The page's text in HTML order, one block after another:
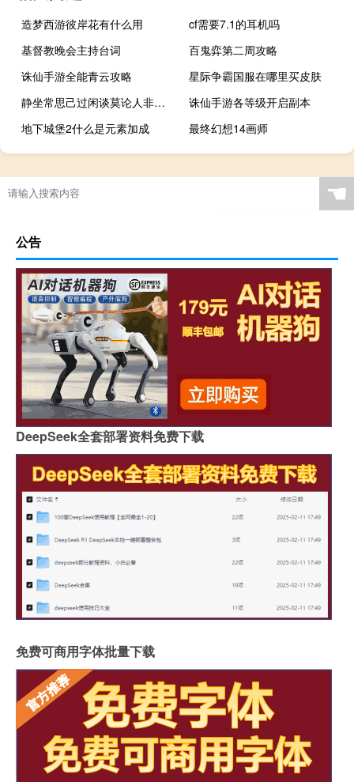
造梦西游彼岸花有什么用
cf需要7.1的耳机吗
基督教晚会主持台词
百鬼弈第二周攻略
诛仙手游全能青云攻略
星际争霸国服在哪里买皮肤
静坐常思己过闲谈莫论人非完整版（静坐常思己过闲谈莫论人非）
诛仙手游各等级开启副本
地下城堡2什么是元素加成
最终幻想14画师
☚
公告
DeepSeek全套部署资料免费下载
免费可商用字体批量下载